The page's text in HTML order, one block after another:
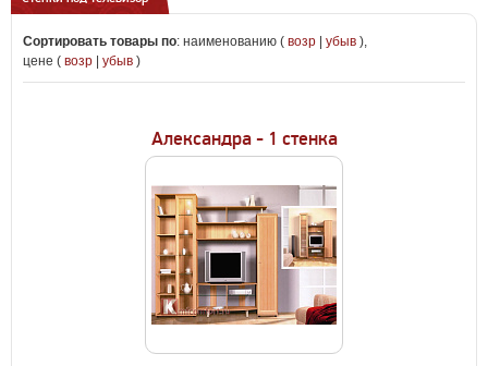
Сортировать товары по: наименованию ( возр убыв ),
цене ( возр убыв )
Александра - 1 стенка